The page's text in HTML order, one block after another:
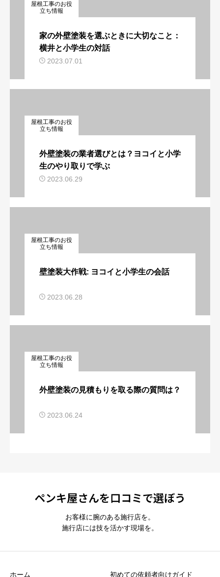
屋根工事のお役
立ち情報
家の外壁塗装を選ぶときに大切なこと：
横井と小学生の対話
2023.07.01
屋根工事のお役
立ち情報
外壁塗装の業者選びとは？ヨコイと小学
生のやり取りで学ぶ
2023.06.29
屋根工事のお役
立ち情報
壁塗装大作戦: ヨコイと小学生の会話
2023.06.28
屋根工事のお役
立ち情報
外壁塗装の見積もりを取る際の質問は？
2023.06.24
ペンキ屋さんを口コミで選ぼう
お客様に腕のある施行店を。
施行店には技を活かす現場を。
ホーム 初めての依頼者向けガイド